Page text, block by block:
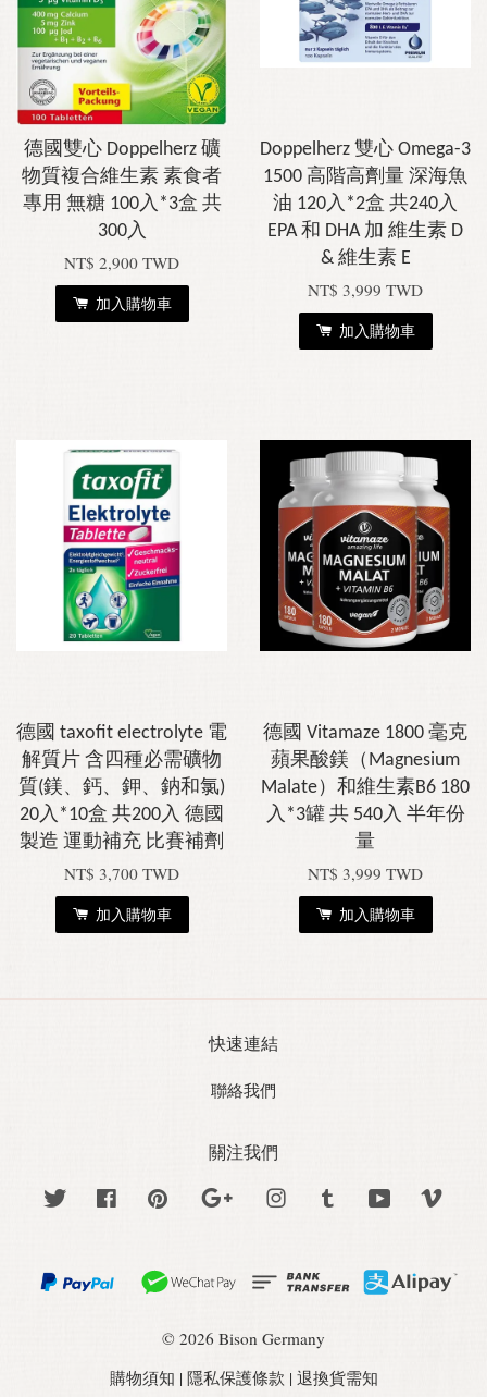
德國雙心 Doppelherz 礦
物質複合維生素 素食者
專用 無糖 100入*3盒 共
300入
NT$ 2,900 TWD
加入購物車
Doppelherz 雙心 Omega-3
1500 高階高劑量 深海魚
油 120入*2盒 共240入
EPA 和 DHA 加 維生素 D
& 維生素 E
NT$ 3,999 TWD
加入購物車
德國 taxofit electrolyte 電
解質片 含四種必需礦物
質(鎂、鈣、鉀、鈉和氯)
20入*10盒 共200入 德國
製造 運動補充 比賽補劑
NT$ 3,700 TWD
加入購物車
德國 Vitamaze 1800 毫克
蘋果酸鎂（Magnesium
Malate）和維生素B6 180
入*3罐 共 540入 半年份
量
NT$ 3,999 TWD
加入購物車
快速連結
聯絡我們
關注我們
Twitter Facebook Pinterest Google Instagram Tumblr YouTube
© 2026 Bison Germany
購物須知 | 隱私保護條款 | 退換貨需知